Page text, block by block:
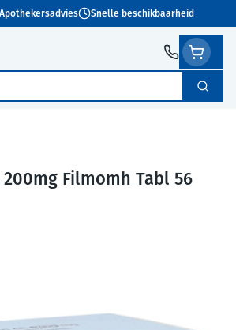
Apothekersadvies Snelle beschikbaarheid
Zoek
Filmomh Tabl 56